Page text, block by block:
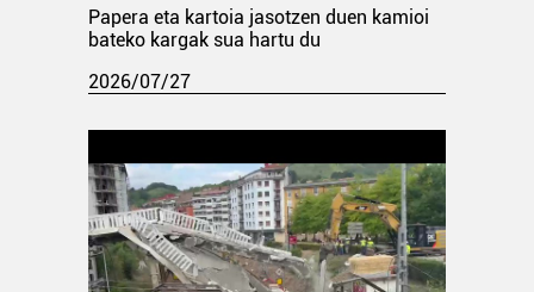
Papera eta kartoia jasotzen duen kamioi
bateko kargak sua hartu du
2026/07/27